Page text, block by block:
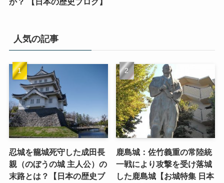
人気の記事
忍城を籠城死守した成田長
親（のぼうの城 主人公）の
末路とは？【日本の歴史ブ
鹿島城：佐竹義重の常陸統
一戦により攻撃を受け落城
した鹿島城【お城特集 日本